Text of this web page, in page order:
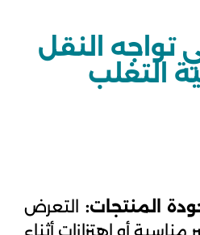
تواجه النقل
التغلب
المنتجات: التعرض
مناسبة أو اهتزازات أثناء